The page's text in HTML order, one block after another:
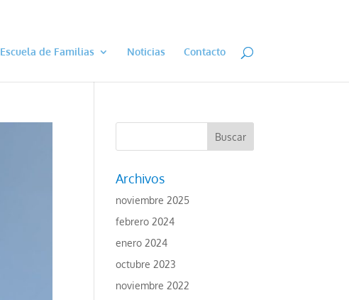
Escuela de Familias Noticias Contacto
Archivos
noviembre 2025
febrero 2024
enero 2024
octubre 2023
noviembre 2022